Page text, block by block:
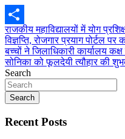
Share
Post
navigation
राजकीय महाविद्यालयों में योग
विज्ञप्ति, रोजगार प्रयाग पोर्टल
बच्चों ने जिलाधिकारी कार्यालय
सोनिका को फूलदेयी त्यौहार की
Search
Search
Recent Posts